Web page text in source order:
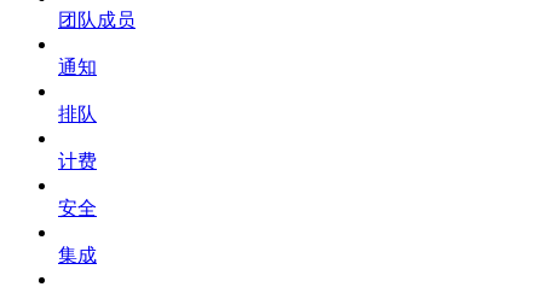
团队成员
通知
排队
计费
安全
集成